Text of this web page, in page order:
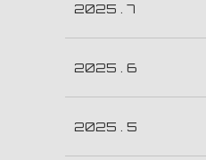
2025 . 7
2025 . 6
2025 . 5